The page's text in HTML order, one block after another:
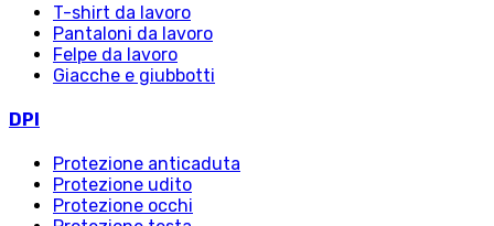
T-shirt da lavoro
Pantaloni da lavoro
Felpe da lavoro
Giacche e giubbotti
DPI
Protezione anticaduta
Protezione udito
Protezione occhi